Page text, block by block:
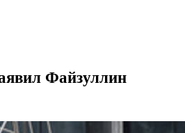
Файзуллин